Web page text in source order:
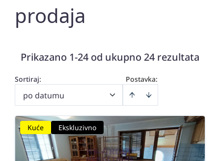
prodaja
Prikazano 1-24 od ukupno 24 rezultata
Postavka:
Sortiraj:
po datumu
Kuće Ekskluzivno